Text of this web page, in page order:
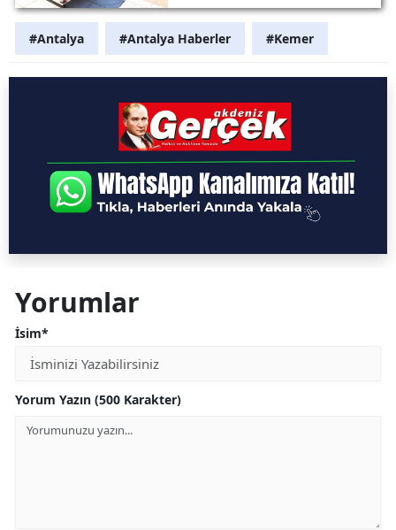
#Antalya #Antalya Haberler #Kemer
Yorumlar
İsim*
Yorum Yazın (500 Karakter)